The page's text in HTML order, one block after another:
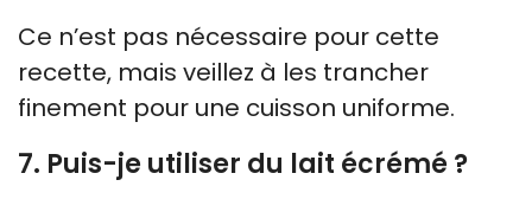
Ce n’est pas nécessaire pour cette
recette, mais veillez à les trancher
finement pour une cuisson uniforme.
7. Puis-je utiliser du lait écrémé ?